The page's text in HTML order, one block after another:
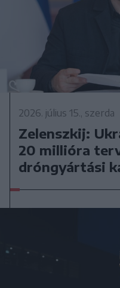
2026. július 15., szerda
Zelenszkij:
20 millióra
dróngyártási